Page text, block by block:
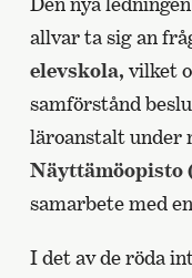
allvar ta sig an
elevskola, vilket
samförstånd
läroanstalt under
Näyttämöopisto
samarbete med
I det av de röda